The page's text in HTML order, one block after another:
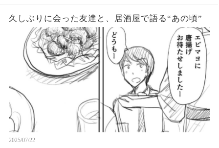
久しぶりに会った友達と、居酒屋で語る“あの頃”
2025/07/22